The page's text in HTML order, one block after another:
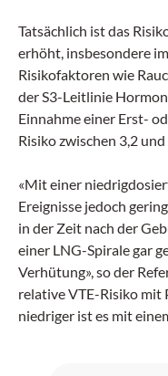
Tatsächlich ist das
erhöht, insbesondere
Risikofaktoren wie
der S3-Leitlinie
Einnahme einer Erst-
Risiko zwischen 3,2 und
«Mit einer
Ereignisse jedoch
in der Zeit nach der
einer LNG-Spirale gar
Verhütung», so der
relative VTE-Risiko mit
niedriger ist es mit